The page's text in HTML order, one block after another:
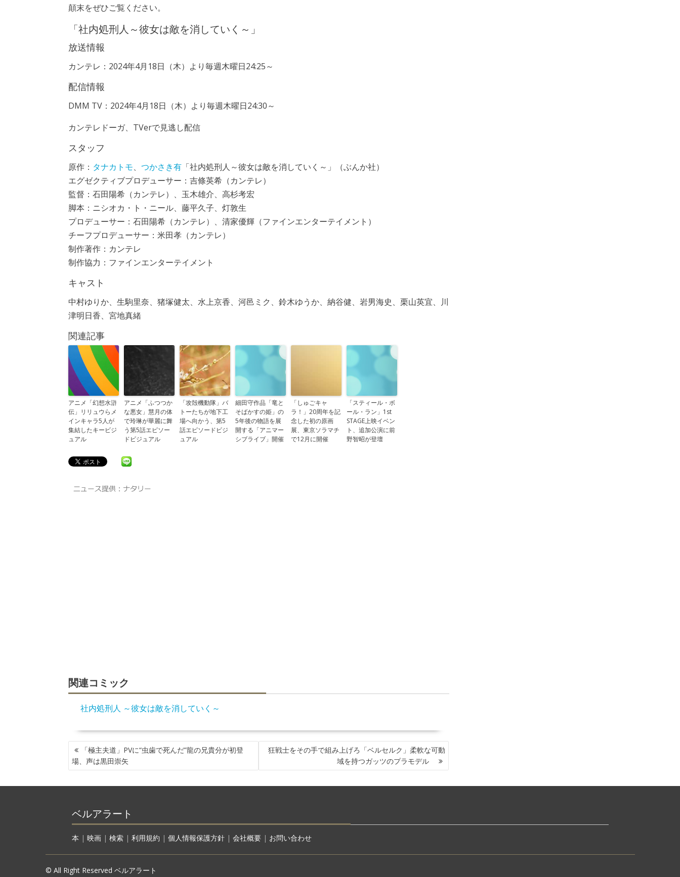
顛末をぜひご覧ください。
「社内処刑人～彼女は敵を消していく～」
放送情報
カンテレ：2024年4月18日（木）より毎週木曜日24:25～
配信情報
DMM TV：2024年4月18日（木）より毎週木曜日24:30～
カンテレドーガ、TVerで見逃し配信
スタッフ
原作： タナカトモ、 つかさき有「社内処刑人～彼女は敵を消していく～」（ぶんか社）
エグゼクティブプロデューサー：吉條英希（カンテレ）
監督：石田陽希（カンテレ）、玉木雄介、高杉考宏
脚本：ニシオカ・ト・ニール、藤平久子、灯敦生
プロデューサー：石田陽希（カンテレ）、清家優輝（ファインエンターテイメント）
チーフプロデューサー：米田孝（カンテレ）
制作著作：カンテレ
制作協力：ファインエンターテイメント
キャスト
中村ゆりか、生駒里奈、猪塚健太、水上京香、河邑ミク、鈴木ゆうか、納谷健、岩男海史、栗山英宜、川
津明日香、宮地真緒
関連記事
アニメ「幻想水滸
伝」リリュウらメ
インキャラ5人が
集結したキービジ
ュアル
アニメ「ふつつか
な悪女」慧月の体
で玲琳が華麗に舞
う第5話エピソー
ドビジュアル
「攻殻機動隊」バ
トーたちが地下工
場へ向かう、第5
話エピソードビジ
ュアル
細田守作品「竜と
そばかすの姫」の
5年後の物語を展
開する「アニマー
シブライブ」開催
「しゅごキャ
ラ！」20周年を記
念した初の原画
展、東京ソラマチ
で12月に開催
「スティール・ボ
ール・ラン」1st
STAGE上映イベン
ト、追加公演に前
野智昭が登壇
関連コミック
社内処刑人 ～彼女は敵を消していく～
投
稿
ナ
ゲ
シ
ョ
ン
「極主夫道」PVに“虫歯で死んだ”龍の兄貴分が初登
場、声は黒田崇矢
狂戦士をその手で組み上げろ「ベルセルク」柔軟な可動
域を持つガッツのプラモデル
ベルアラート
本 | 映画| 検索| 利用規約 | 個人情報保護方針| 会社概要| お問い合わせ
© All Right Reserved ベルアラート